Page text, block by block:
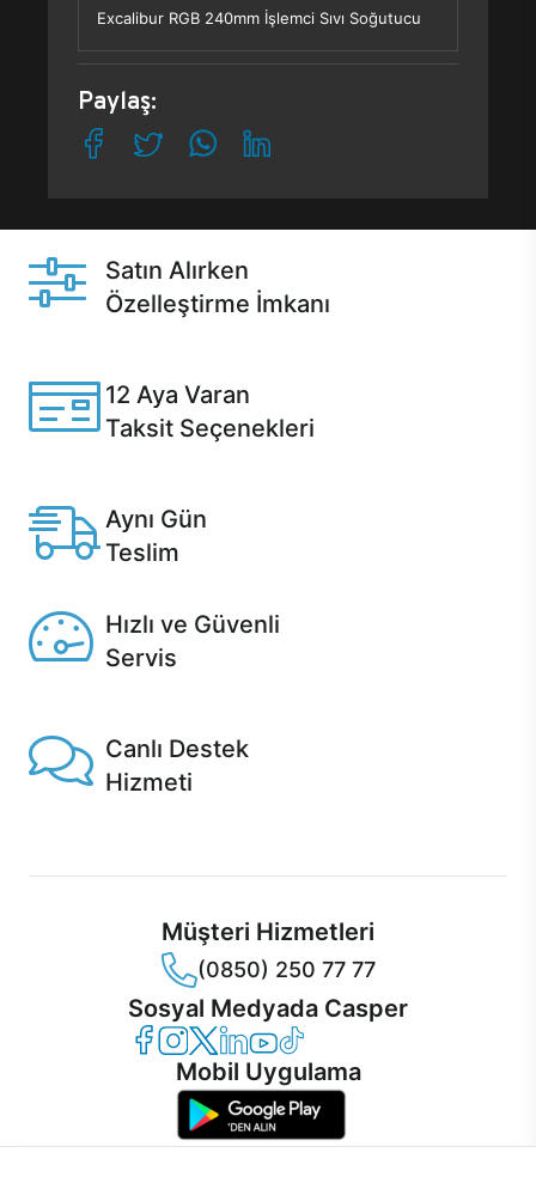
Excalibur RGB 240mm İşlemci Sıvı Soğutucu
Paylaş:
Satın Alırken
Özelleştirme İmkanı
12 Aya Varan
Taksit Seçenekleri
Aynı Gün
Teslim
Hızlı ve Güvenli
Servis
Canlı Destek
Hizmeti
Müşteri Hizmetleri
(0850) 250 77 77
Sosyal Medyada Casper
Casper Facebook
Casper Instagram
Casper Twitter
Casper LinkedIn
Casper YouTube
Casper TikTok
Mobil Uygulama